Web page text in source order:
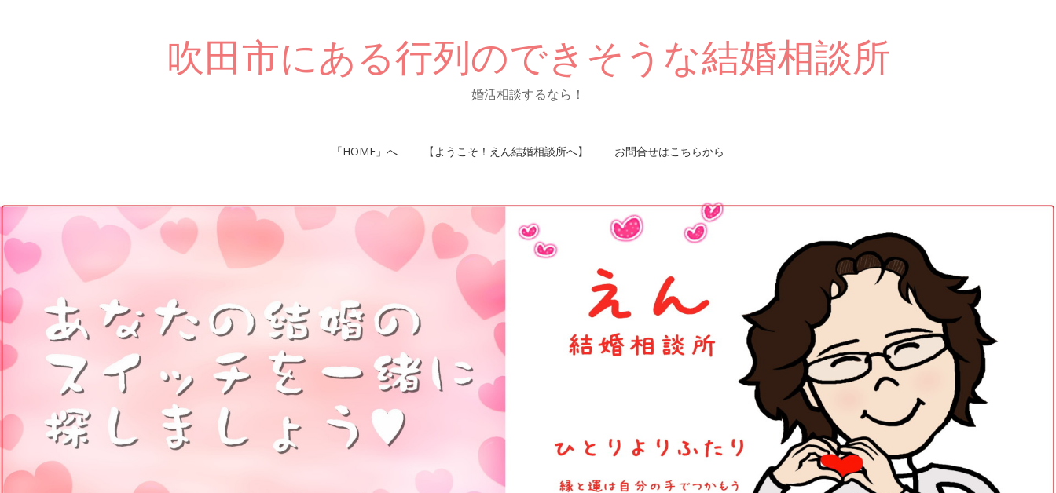
吹田市にある行列のできそうな結婚相談所
婚活相談するなら！
「HOME」へ 【ようこそ！えん結婚相談所へ】 お問合せはこちらから